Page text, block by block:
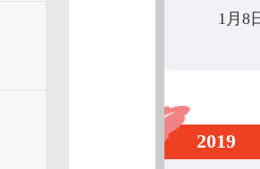
2019